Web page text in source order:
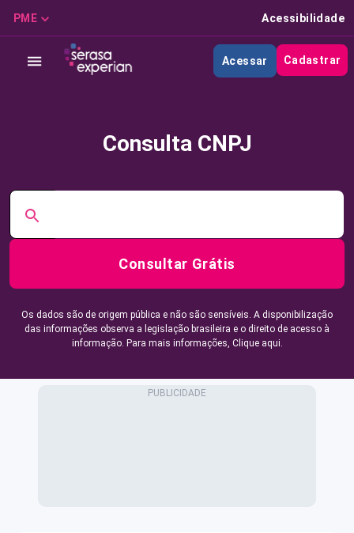
PME Acessibilidade
Acessar Cadastrar
Consulta CNPJ
Consultar Grátis
Os dados são de origem pública e não são sensíveis. A disponibilização
das informações observa a legislação brasileira e o direito de acesso à
informação. Para mais informações, Clique aqui.